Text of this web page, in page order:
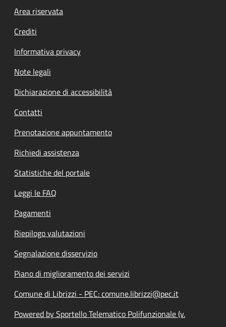
Footer menu
Area riservata
Crediti
Informativa privacy
Note legali
Dichiarazione di accessibilità
Contatti
Prenotazione appuntamento
Richiedi assistenza
Statistiche del portale
Leggi le FAQ
Pagamenti
Riepilogo valutazioni
Segnalazione disservizio
Piano di miglioramento dei servizi
Comune di Librizzi - PEC: comune.librizzi@pec.it
Powered by Sportello Telematico Polifunzionale (v.